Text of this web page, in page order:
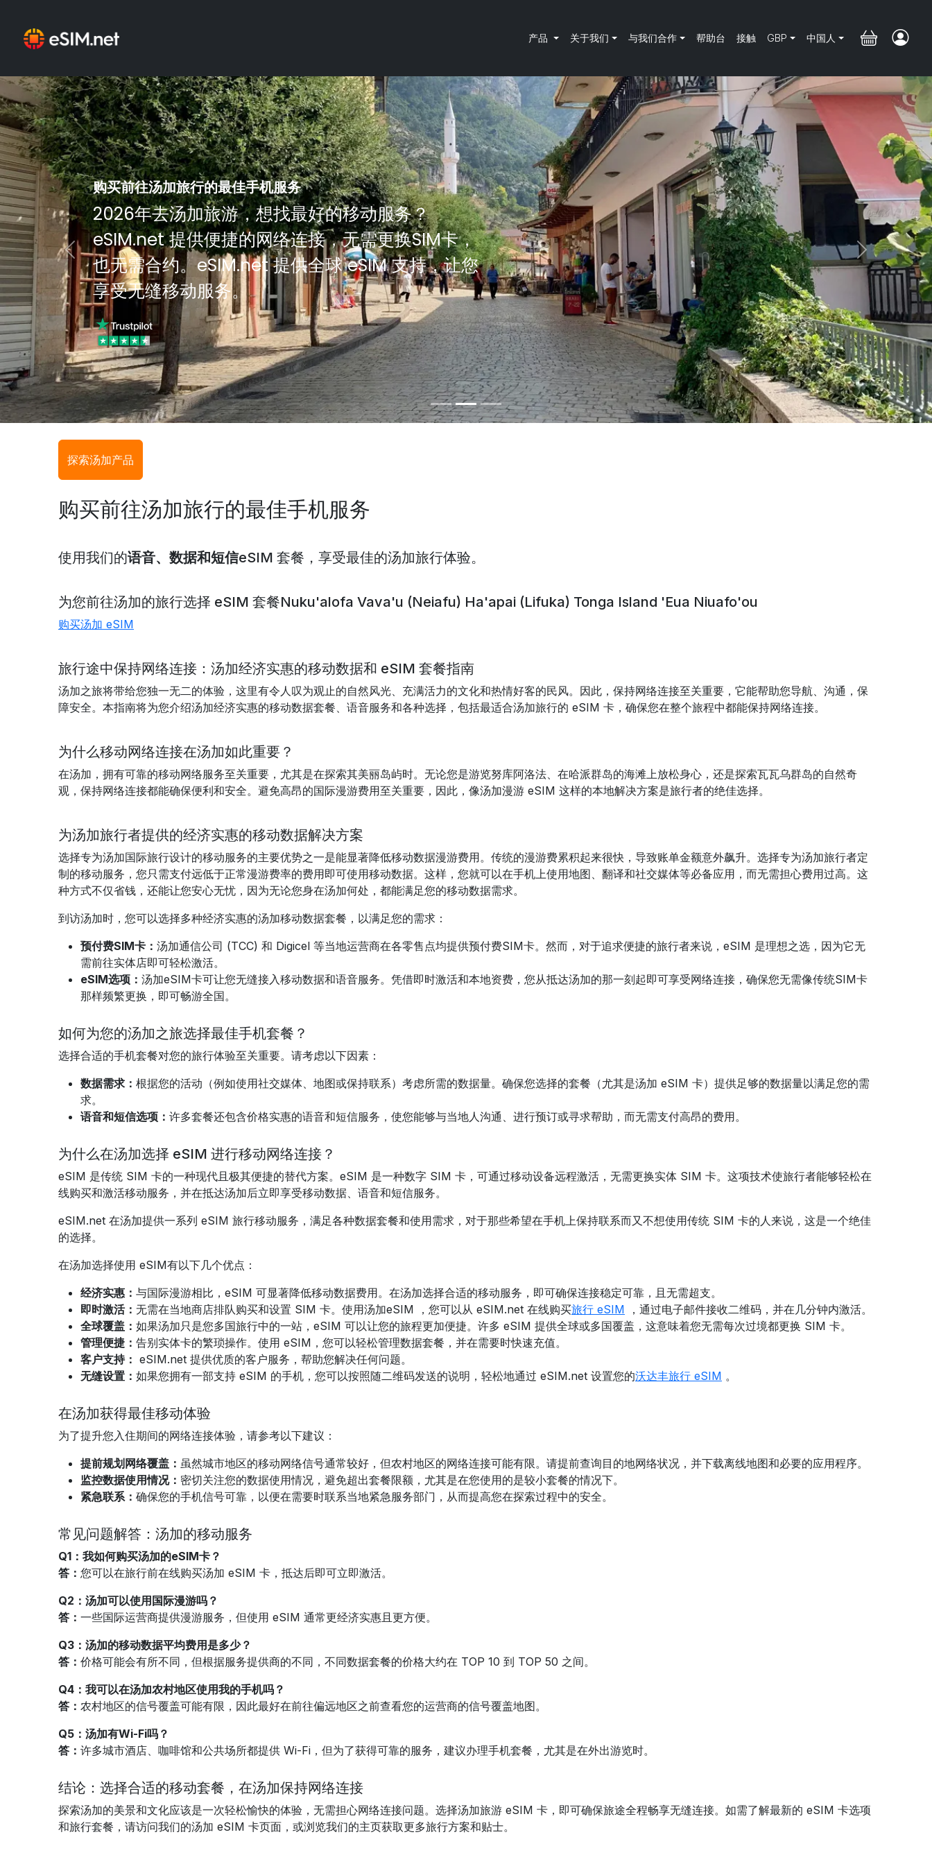
产品 关于我们 与我们合作 帮助台 接触 GBP 中国人
购买前往汤加旅行的最佳手机服务
2026年去汤加旅游，想找最好的移动服务？
eSIM.net 提供便捷的网络连接，无需更换SIM卡，
也无需合约。eSIM.net 提供全球 eSIM 支持，让您
享受无缝移动服务。
Previous Next
探索汤加产品
购买前往汤加旅行的最佳手机服务
使用我们的语音、数据和短信eSIM 套餐，享受最佳的汤加旅行体验。
为您前往汤加的旅行选择 eSIM 套餐Nuku'alofa Vava'u (Neiafu) Ha'apai (Lifuka) Tonga Island 'Eua Niuafo'ou
购买汤加 eSIM
旅行途中保持网络连接：汤加经济实惠的移动数据和 eSIM 套餐指南
汤加之旅将带给您独一无二的体验，这里有令人叹为观止的自然风光、充满活力的文化和热情好客的民风。因此，保持网络连接至关重要，它能帮助您导航、沟通，保
障安全。本指南将为您介绍汤加经济实惠的移动数据套餐、语音服务和各种选择，包括最适合汤加旅行的 eSIM 卡，确保您在整个旅程中都能保持网络连接。
为什么移动网络连接在汤加如此重要？
在汤加，拥有可靠的移动网络服务至关重要，尤其是在探索其美丽岛屿时。无论您是游览努库阿洛法、在哈派群岛的海滩上放松身心，还是探索瓦瓦乌群岛的自然奇
观，保持网络连接都能确保便利和安全。避免高昂的国际漫游费用至关重要，因此，像汤加漫游 eSIM 这样的本地解决方案是旅行者的绝佳选择。
为汤加旅行者提供的经济实惠的移动数据解决方案
选择专为汤加国际旅行设计的移动服务的主要优势之一是能显著降低移动数据漫游费用。传统的漫游费累积起来很快，导致账单金额意外飙升。选择专为汤加旅行者定
制的移动服务 ，您只需支付远低于正常漫游费率的费用即可使用移动数据。这样，您就可以在手机上使用地图、翻译和社交媒体等必备应用，而无需担心费用过高。这
种方式不仅省钱，还能让您安心无忧，因为无论您身在汤加何处，都能满足您的移动数据需求。
到访汤加时 ，您可以选择多种经济实惠的汤加移动数据套餐， 以满足您的需求：
预付费SIM卡： 汤加通信公司 (TCC) 和 Digicel 等当地运营商在各零售点均提供预付费SIM卡。然而，对于追求便捷的旅行者来说，eSIM 是理想之选，因为它无
需前往实体店即可轻松激活。
eSIM选项： 汤加eSIM卡可让您无缝接入移动数据和语音服务。凭借即时激活和本地资费，您从抵达汤加的那一刻起即可享受网络连接，确保您无需像传统SIM卡
那样频繁更换，即可畅游全国。
如何为您的汤加之旅选择最佳手机套餐？
选择合适的手机套餐对您的旅行体验至关重要。请考虑以下因素：
数据需求： 根据您的活动（例如使用社交媒体、地图或保持联系）考虑所需的数据量。确保您选择的套餐（尤其是汤加 eSIM 卡）提供足够的数据量以满足您的需
求。
语音和短信选项： 许多套餐还包含价格实惠的语音和短信服务，使您能够与当地人沟通、进行预订或寻求帮助，而无需支付高昂的费用。
为什么在汤加选择 eSIM 进行移动网络连接？
eSIM 是传统 SIM 卡的一种现代且极其便捷的替代方案。eSIM 是一种数字 SIM 卡，可通过移动设备远程激活，无需更换实体 SIM 卡。这项技术使旅行者能够轻松在
线购买和激活移动服务，并在抵达汤加后立即享受移动数据、语音和短信服务。
eSIM.net 在汤加提供一系列 eSIM 旅行移动服务， 满足各种数据套餐和使用需求，对于那些希望在手机上保持联系而又不想使用传统 SIM 卡的人来说，这是一个绝佳
的选择。
在汤加选择使用 eSIM有以下几个优点：
经济实惠： 与国际漫游相比，eSIM 可显著降低移动数据费用。在汤加选择合适的移动服务 ，即可确保连接稳定可靠，且无需超支。
即时激活： 无需在当地商店排队购买和设置 SIM 卡。使用汤加eSIM ， 您可以从 eSIM.net 在线购买旅行 eSIM
，通过电子邮件接收二维码，并在几分钟内激活。
全球覆盖： 如果汤加只是您多国旅行中的一站，eSIM 可以让您的旅程更加便捷。许多 eSIM 提供全球或多国覆盖，这意味着您无需每次过境都更换 SIM 卡。
管理便捷： 告别实体卡的繁琐操作。使用 eSIM，您可以轻松管理数据套餐，并在需要时快速充值。
客户支持： eSIM.net 提供优质的客户服务，帮助您解决任何问题。
无缝设置： 如果您拥有一部支持 eSIM 的手机，您可以按照随二维码发送的说明，轻松地通过 eSIM.net 设置您的沃达丰旅行 eSIM 。
在汤加获得最佳移动体验
为了提升您入住期间的网络连接体验，请参考以下建议：
提前规划网络覆盖： 虽然城市地区的移动网络信号通常较好，但农村地区的网络连接可能有限。请提前查询目的地网络状况，并下载离线地图和必要的应用程序。
监控数据使用情况： 密切关注您的数据使用情况，避免超出套餐限额，尤其是在您使用的是较小套餐的情况下。
紧急联系： 确保您的手机信号可靠，以便在需要时联系当地紧急服务部门，从而提高您在探索过程中的安全。
常见问题解答：汤加的移动服务
Q1： 我如何购买汤加的eSIM卡？
答： 您可以在旅行前在线购买汤加 eSIM 卡，抵达后即可立即激活。
Q2： 汤加可以使用国际漫游吗？
答： 一些国际运营商提供漫游服务，但使用 eSIM 通常更经济实惠且更方便。
Q3： 汤加的移动数据平均费用是多少？
答： 价格可能会有所不同，但根据服务提供商的不同，不同数据套餐的价格大约在 TOP 10 到 TOP 50 之间。
Q4： 我可以在汤加农村地区使用我的手机吗？
答： 农村地区的信号覆盖可能有限，因此最好在前往偏远地区之前查看您的运营商的信号覆盖地图。
Q5： 汤加有Wi-Fi吗？
答： 许多城市酒店、咖啡馆和公共场所都提供 Wi-Fi，但为了获得可靠的服务，建议办理手机套餐，尤其是在外出游览时。
结论：选择合适的移动套餐，在汤加保持网络连接
探索汤加的美景和文化应该是一次轻松愉快的体验，无需担心网络连接问题。选择汤加旅游 eSIM 卡，即可确保旅途全程畅享无缝连接。如需了解最新的 eSIM 卡选项
和旅行套餐，请访问我们的汤加 eSIM 卡页面，或浏览我们的主页获取更多旅行方案和贴士。